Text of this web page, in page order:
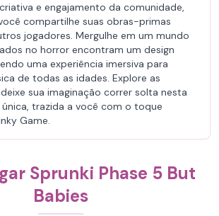
e engajamento da comunidade,
compartilhe suas obras-primas
jogadores. Mergulhe em um mundo
no horror encontram um design
uma experiência imersiva para
de todas as idades. Explore as
sua imaginação correr solta nesta
trazida a você com o toque
Game.
Sprunki Phase 5 But
Babies